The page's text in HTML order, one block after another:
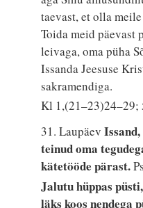
taevast, et olla
Toida meid päevast
leivaga, oma püha
Issanda Jeesuse
sakramendiga.
Kl 1,(21–23)24–29;
31. Laupäev
teinud oma
kätetööde pärast.
Jalutu hüppas
läks koos nendega